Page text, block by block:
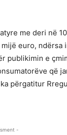
me deri në
euro, ndërsa
publikimin e
që
përgatitur
-